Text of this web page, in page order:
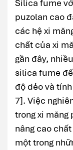
Silica fume
puzolan cao
các hệ xi
chất của xi
gần đây,
silica fume
độ dẻo và
7]. Việc
trong xi măng
nâng cao
một trong